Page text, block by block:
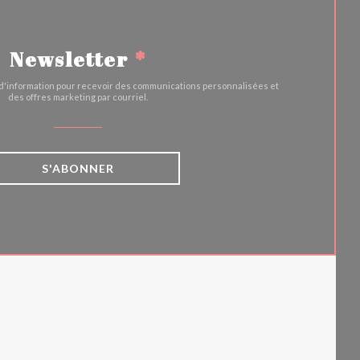
Newsletter *
pour recevoir des communications personnalisées et
des offres marketing par courriel.
S'ABONNER
FENÊTRE))